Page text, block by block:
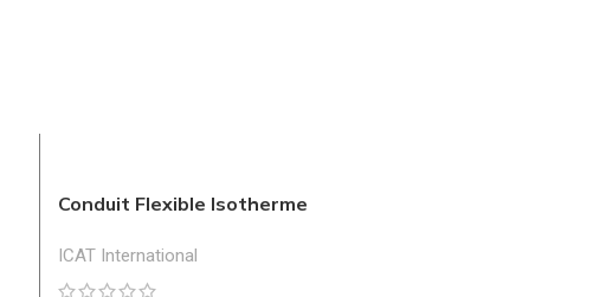
Conduit Flexible Isotherme
ICAT International